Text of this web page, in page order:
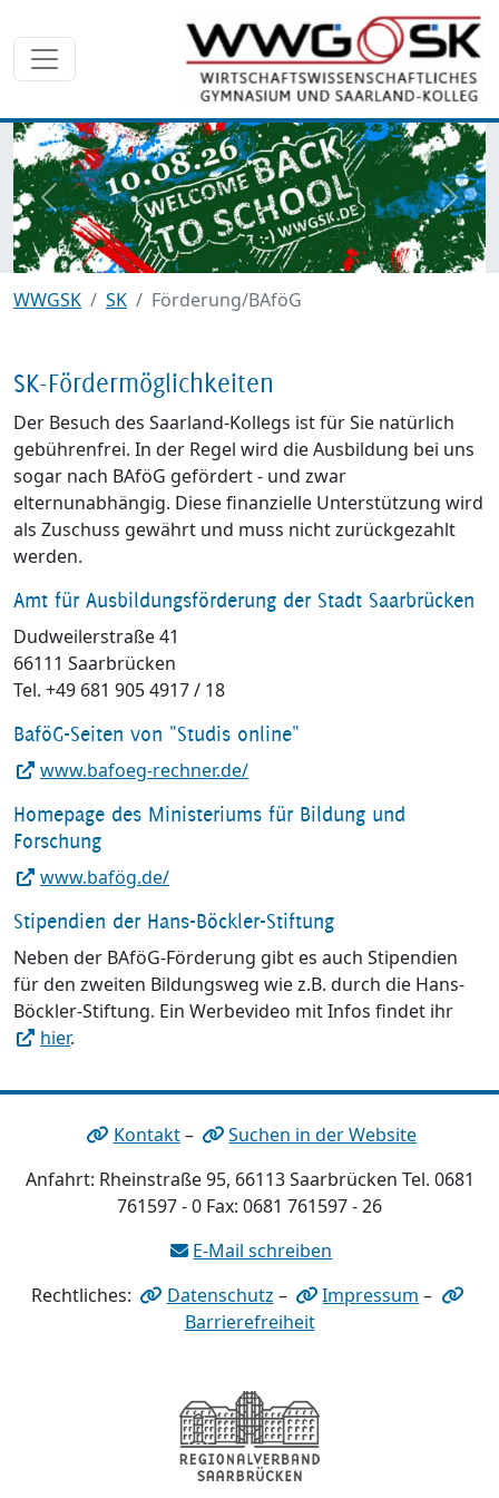
zurück
WWGSK SK Förderung/BAföG
SK-Fördermöglichkeiten
Der Besuch des Saarland-Kollegs ist für Sie natürlich
gebührenfrei. In der Regel wird die Ausbildung bei uns
sogar nach BAföG gefördert - und zwar
elternunabhängig. Diese finanzielle Unterstützung wird
als Zuschuss gewährt und muss nicht zurückgezahlt
werden.
Amt für Ausbildungsförderung der Stadt Saarbrücken
Dudweilerstraße 41
66111 Saarbrücken
Tel. +49 681 905 4917 / 18
BaföG-Seiten von "Studis online"
www.bafoeg-rechner.de/
Homepage des Ministeriums für Bildung und
Forschung
www.bafög.de/
Stipendien der Hans-Böckler-Stiftung
Neben der BAföG-Förderung gibt es auch Stipendien
für den zweiten Bildungsweg wie z.B. durch die Hans-
Böckler-Stiftung. Ein Werbevideo mit Infos findet ihr
hier.
Kontakt–
Suchen in der Website
Anfahrt: Rheinstraße 95, 66113 Saarbrücken Tel. 0681
761597 - 0 Fax: 0681 761597 - 26
E-Mail schreiben
Rechtliches:
Datenschutz – Impressum –
Barrierefreiheit